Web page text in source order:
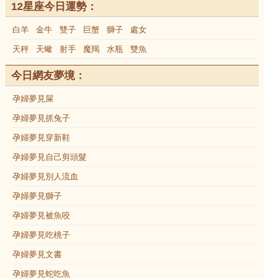
12星座今日運勢：
白羊 金牛 雙子 巨蟹 獅子 處女
天秤 天蠍 射手 魔羯 水瓶 雙魚
今日網友夢境：
孕婦夢見屎
孕婦夢見抓兔子
孕婦夢見穿新鞋
孕婦夢見自己剪頭髮
孕婦夢見別人流血
孕婦夢見獅子
孕婦夢見被魚咬
孕婦夢見吃桃子
孕婦夢見文書
孕婦夢見蛇吃魚